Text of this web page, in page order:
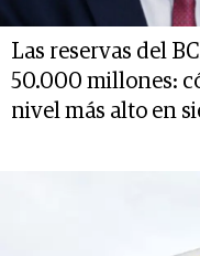
Las reservas del
50.000 millones:
nivel más alto en